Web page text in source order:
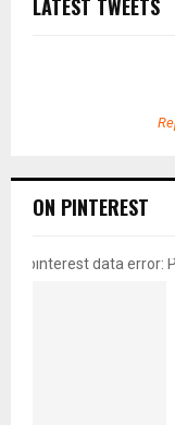
LATEST TWEETS
ON PINTEREST
pinterest data error: